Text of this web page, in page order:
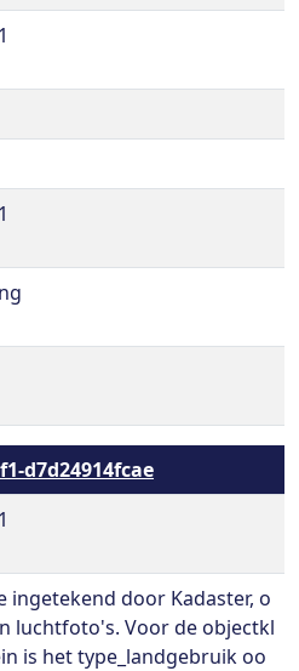
d7d24914fcae
ingetekend door Kadaster, o
luchtfoto's. Voor de objectkl
is het type_landgebruik oo